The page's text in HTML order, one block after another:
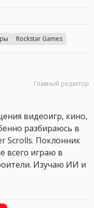
Rockstar Games
Главный редактор
видеоигр, кино,
разбираюсь в
Scrolls. Поклонник
всего играю в
Изучаю ИИ и